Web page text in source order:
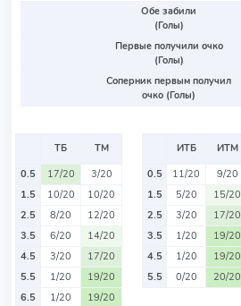
Обе забили
(Голы)
Первые получили очко
(Голы)
Соперник первым получил
очко (Голы)
ТБ
ТМ
0.5
17/20
3/20
1.5
10/20
10/20
2.5
8/20
12/20
3.5
6/20
14/20
4.5
3/20
17/20
5.5
1/20
19/20
6.5
1/20
19/20
ИТБ
ИТМ
0.5
11/20
9/20
1.5
5/20
15/20
2.5
3/20
17/20
3.5
1/20
19/20
4.5
1/20
19/20
5.5
0/20 20/20